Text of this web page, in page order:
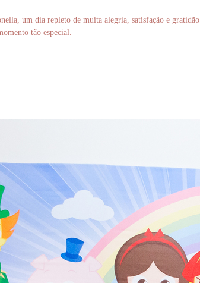
um dia repleto de muita alegria, satisfação e gratidão.
tão especial.